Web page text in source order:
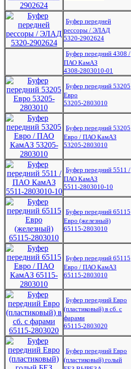
Буфер передней
рессоры / ЭЛАД
5320-2902624
Буфер передний 4308 /
ПАО КамАЗ
4308-2803010-01
Буфер передний 53205
Евро
53205-2803010
Буфер передний 53205
Евро / ПАО КамАЗ
53205-2803010
Буфер передний 5511 /
ПАО КамАЗ
5511-2803010-10
Буфер передний 65115
Евро (железный)
65115-2803010
Буфер передний 65115
Евро / ПАО КамАЗ
65115-2803010
Буфер передний Евро
(пластиковый) в сб. с
фарами
65115-2803020
Буфер передний Евро
(пластиковый) голый